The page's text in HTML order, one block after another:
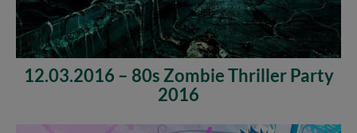
12.03.2016 – 80s Zombie Thriller Party
2016